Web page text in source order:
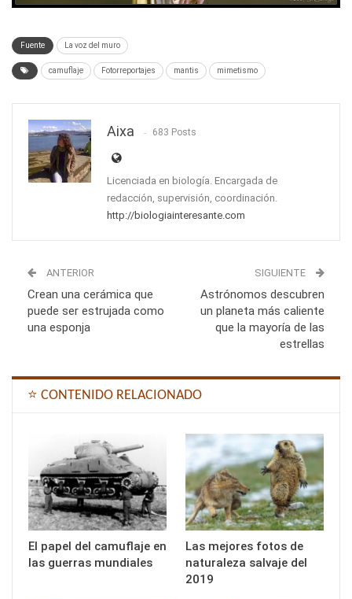
Fuente La voz del muro
camuflaje Fotorreportajes mantis mimetismo
Aixa 683 Posts
Licenciada en biología. Encargada de
redacción, supervisión, coordinación.
http://biologiainteresante.com
ANTERIOR
Crean una cerámica que
puede ser estrujada como
una esponja
SIGUIENTE
Astrónomos descubren
un planeta más caliente
que la mayoría de las
estrellas
⭐ CONTENIDO RELACIONADO
El papel del camuflaje en
las guerras mundiales
Las mejores fotos de
naturaleza salvaje del
2019